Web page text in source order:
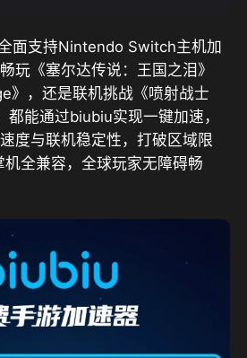
面支持Nintendo Switch主机加
玩《塞尔达传说：王国之泪》
》，还是联机挑战《喷射战士
都能通过biubiu实现一键加速，
度与联机稳定性，打破区域限
机全兼容，全球玩家无障碍畅